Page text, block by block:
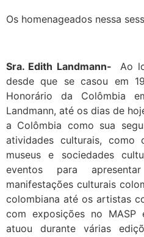
Os homenageados nessa
Sra. Edith Landmann- Ao
desde que se casou em
Honorário da Colômbia
Landmann, até os dias de
a Colômbia como sua
atividades culturais, como
museus e sociedades
eventos para
manifestações culturais
colombiana até os artistas
com exposições no MASP
atuou durante várias